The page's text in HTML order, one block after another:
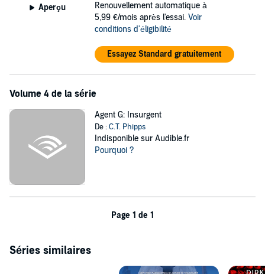
Aperçu
Renouvellement automatique à
5,99 €/mois après l'essai. Voir
conditions d'éligibilité
Essayez Standard gratuitement
Volume 4 de la série
Agent G: Insurgent
De :C.T. Phipps
Indisponible sur Audible.fr
Pourquoi ?
Page 1 de 1
Séries similaires